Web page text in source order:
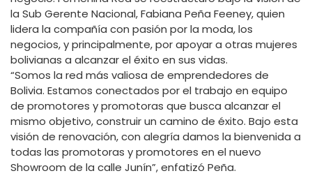
la Sub Gerente Nacional, Fabiana Peña Feeney, quien
lidera la compañía con pasión por la moda, los
negocios, y principalmente, por apoyar a otras mujeres
bolivianas a alcanzar el éxito en sus vidas.
“Somos la red más valiosa de emprendedores de
Bolivia. Estamos conectados por el trabajo en equipo
de promotores y promotoras que busca alcanzar el
mismo objetivo, construir un camino de éxito. Bajo esta
visión de renovación, con alegría damos la bienvenida a
todas las promotoras y promotores en el nuevo
Showroom de la calle Junín”, enfatizó Peña.